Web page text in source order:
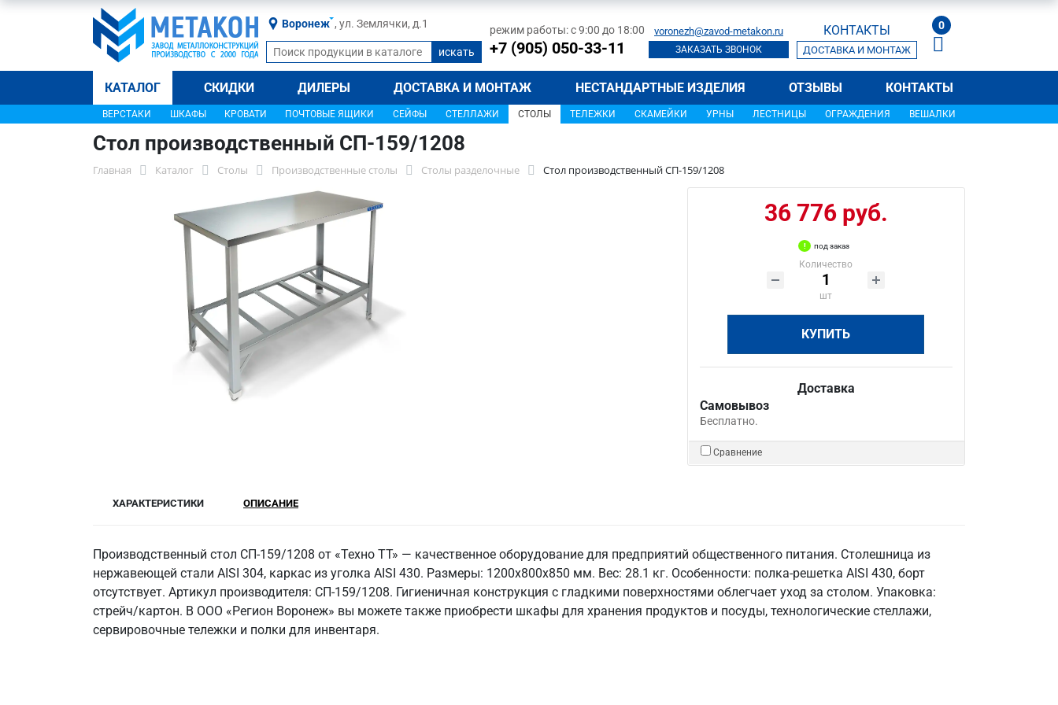
Воронеж , ул. Землячки, д.1 режим работы: с 9:00 до 18:00
+7 (905) 050-33-11
voronezh@zavod-metakon.ru
ЗАКАЗАТЬ ЗВОНОК
КОНТАКТЫ
ДОСТАВКА И МОНТАЖ
0
КАТАЛОГ СКИДКИ ДИЛЕРЫ ДОСТАВКА И МОНТАЖ НЕСТАНДАРТНЫЕ ИЗДЕЛИЯ ОТЗЫВЫ КОНТАКТЫ
ВЕРСТАКИ ШКАФЫ КРОВАТИ ПОЧТОВЫЕ ЯЩИКИ СЕЙФЫ СТЕЛЛАЖИ СТОЛЫ ТЕЛЕЖКИ СКАМЕЙКИ УРНЫ ЛЕСТНИЦЫ ОГРАЖДЕНИЯ ВЕШАЛКИ
Стол производственный СП-159/1208
Главная Каталог Столы Производственные столы Столы разделочные Стол производственный СП-159/1208
36 776 руб.
под заказ
Количество
шт
КУПИТЬ
Доставка
Самовывоз
Бесплатно.
Сравнение
ХАРАКТЕРИСТИКИ ОПИСАНИЕ
Производственный стол СП-159/1208 от «Техно ТТ» — качественное оборудование для предприятий общественного питания. Столешница из
нержавеющей стали AISI 304, каркас из уголка AISI 430. Размеры: 1200x800x850 мм. Вес: 28.1 кг. Особенности: полка-решетка AISI 430, борт
отсутствует. Артикул производителя: СП-159/1208. Гигиеничная конструкция с гладкими поверхностями облегчает уход за столом. Упаковка:
стрейч/картон. В ООО «Регион Воронеж» вы можете также приобрести шкафы для хранения продуктов и посуды, технологические стеллажи,
сервировочные тележки и полки для инвентаря.